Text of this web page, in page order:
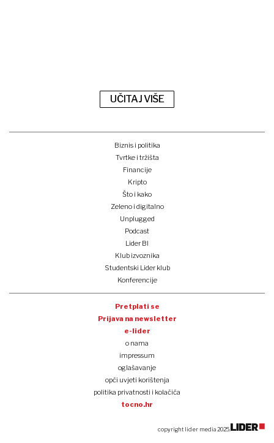
UČITAJ VIŠE
Biznis i politika
Tvrtke i tržišta
Financije
Kripto
Što i kako
Zeleno i digitalno
Unplugged
Podcast
Lider BI
Klub izvoznika
Studentski Lider klub
Konferencije
Pretplati se
Prijava na newsletter
e-lider
o nama
impressum
oglašavanje
opći uvjeti korištenja
politika privatnosti i kolačića
tocno.hr
copyright lider media 2025.